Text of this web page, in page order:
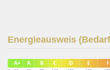
Energieausweis